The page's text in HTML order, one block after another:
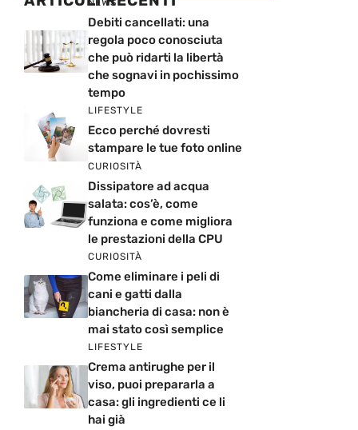
Debiti cancellati: una
regola poco conosciuta
che può ridarti la libertà
che sognavi in pochissimo
tempo
LIFESTYLE
Ecco perché dovresti
stampare le tue foto online
CURIOSITÀ
Dissipatore ad acqua
salata: cos’è, come
funziona e come migliora
le prestazioni della CPU
CURIOSITÀ
Come eliminare i peli di
cani e gatti dalla
biancheria di casa: non è
mai stato così semplice
LIFESTYLE
Crema antirughe per il
viso, puoi prepararla a
casa: gli ingredienti ce li
hai già